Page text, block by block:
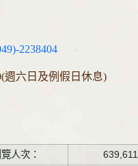
2238404
週六日及例假日休息)
人次：
639,611